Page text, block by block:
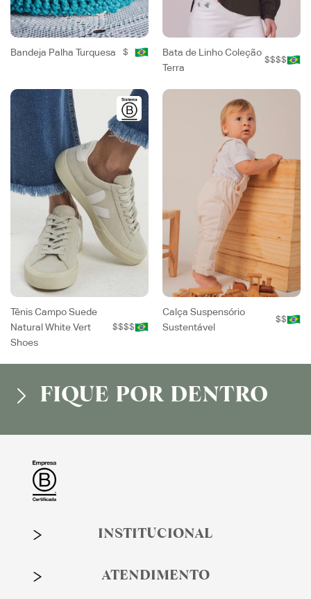
Bandeja Palha Turquesa $
Bata de Linho Coleção
Terra
$$$$
Tênis Campo Suede
Natural White Vert
Shoes
$$$$
Calça Suspensório
Sustentável
$$
FIQUE POR DENTRO
INSTITUCIONAL
ATENDIMENTO